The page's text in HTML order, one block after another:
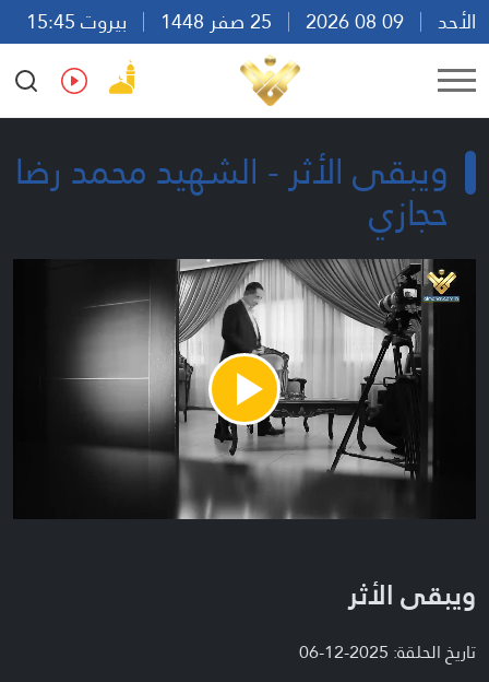
الأحد
بيروت 15:45
Ar
En Fr Es
ويبقى الأثر - الشهيد محمد رضا
حجازي
Play
Video
ويبقى الأثر
تاريخ الحلقة: 2025-12-06